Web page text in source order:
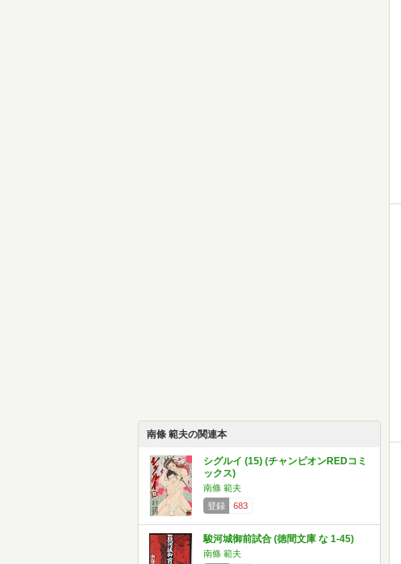
南條 範夫の関連本
シグルイ (15) (チャンピオンREDコミ
ックス)
南條 範夫
登録
683
駿河城御前試合 (徳間文庫 な 1-45)
南條 範夫